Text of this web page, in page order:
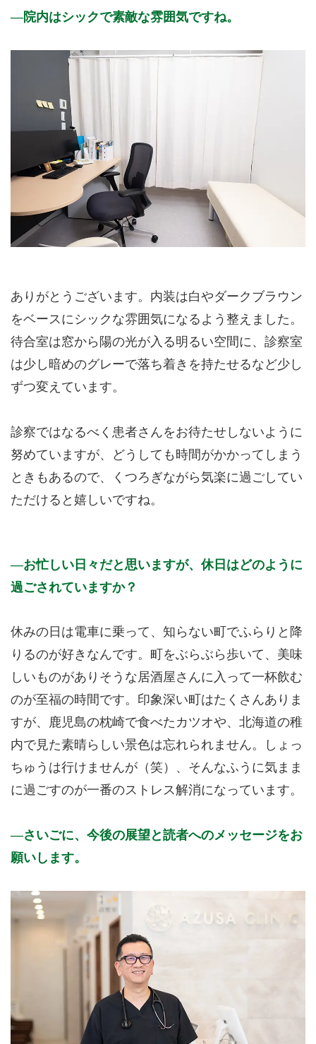
公式HPはこちら
院内はシックで素敵な雰囲気ですね。
ありがとうございます。内装は白やダークブラウン
をベースにシックな雰囲気になるよう整えました。
待合室は窓から陽の光が入る明るい空間に、診察室
は少し暗めのグレーで落ち着きを持たせるなど少し
ずつ変えています。
診察ではなるべく患者さんをお待たせしないように
努めていますが、どうしても時間がかかってしまう
ときもあるので、くつろぎながら気楽に過ごしてい
ただけると嬉しいですね。
お忙しい日々だと思いますが、休日はどのように
過ごされていますか？
休みの日は電車に乗って、知らない町でふらりと降
りるのが好きなんです。町をぶらぶら歩いて、美味
しいものがありそうな居酒屋さんに入って一杯飲む
のが至福の時間です。印象深い町はたくさんありま
すが、鹿児島の枕崎で食べたカツオや、北海道の稚
内で見た素晴らしい景色は忘れられません。しょっ
ちゅうは行けませんが（笑）、そんなふうに気まま
に過ごすのが一番のストレス解消になっています。
さいごに、今後の展望と読者へのメッセージをお
願いします。